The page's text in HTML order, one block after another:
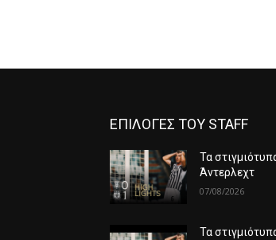
ΕΠΙΛΟΓΕΣ ΤΟΥ STAFF
Τα
Άντερλεχτ
07/08/2026
Τα